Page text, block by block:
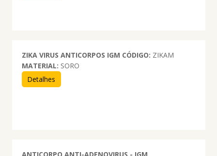
ZIKA VIRUS ANTICORPOS IGM CÓDIGO: ZIKAM
MATERIAL: SORO
Detalhes
ANTICORPO ANTI-ADENOVIRUS - IGM